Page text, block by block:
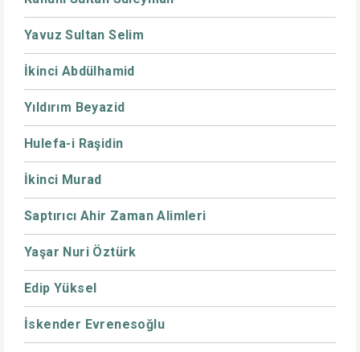
Yavuz Sultan Selim
İkinci Abdülhamid
Yıldırım Beyazid
Hulefa-i Raşidin
İkinci Murad
Saptırıcı Ahir Zaman Alimleri
Yaşar Nuri Öztürk
Edip Yüksel
İskender Evrenesoğlu